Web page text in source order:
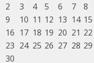
2
3 4 5 6 7
8
9
10 11 12 13 14 15
16 17 18 19 20 21 22
23 24 25 26 27 28 29
30